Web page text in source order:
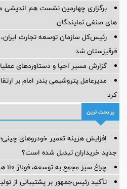
برگزاری چهارمین نشست هم اندیشی
های صنفی نمایندگان
رئیس‌کل سازمان توسعه تجارت
قرقیزستان شد
گزارش مسیر احیا و دستاوردهای
مدیرعامل پتروشیمی بندر امام بر
کرد
پر بحث ترین
افزایش هزینه تعمیر خودروهای
جدید خریداران تبدیل شده است؟
چراغ سبز مجمع به توسعه، فولاژ ۱۱۰ هزار میلیاردی شد
تأکید رئیس‌جمهور بر پشتیبانی از